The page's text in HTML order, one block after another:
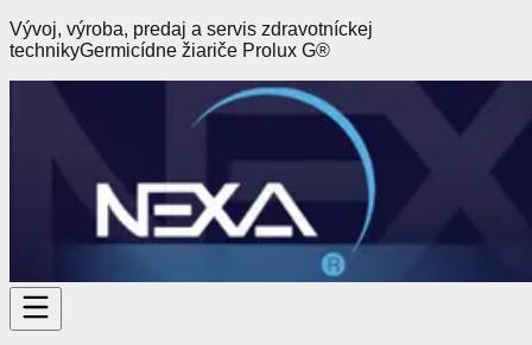
Vývoj, výroba, predaj a servis zdravotníckej
technikyGermicídne žiariče Prolux G®